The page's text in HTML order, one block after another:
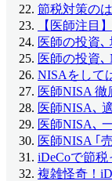
節税対策の
【医師注目
医師の投資､
医師の投資､
NISAをして
医師NISA 徹
医師NISA､
医師NISA､
医師NISA ｢
iDeCoで節税
複雑怪奇！